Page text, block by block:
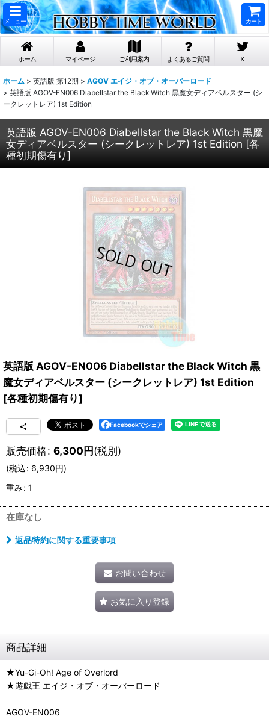
メニュー カート
ホーム マイページ ご利用案内 よくあるご質問 X
ホーム > 英語版 第12期 > AGOV エイジ・オブ・オーバーロード
> 英語版 AGOV-EN006 Diabellstar the Black Witch 黒魔女ディアベルスター (シ
ークレットレア) 1st Edition
英語版 AGOV-EN006 Diabellstar the Black Witch 黒魔
女ディアベルスター (シークレットレア) 1st Edition [各
種初期傷有り]
英語版 AGOV-EN006 Diabellstar the Black Witch 黒
魔女ディアベルスター (シークレットレア) 1st Edition
[各種初期傷有り]
Facebookでシェア
販売価格: 6,300円(税別)
(税込: 6,930円)
重み: 1
在庫なし
返品特約に関する重要事項
お問い合わせ
お気に入り登録
商品詳細
★Yu-Gi-Oh! Age of Overlord
★遊戯王 エイジ・オブ・オーバーロード
AGOV-EN006